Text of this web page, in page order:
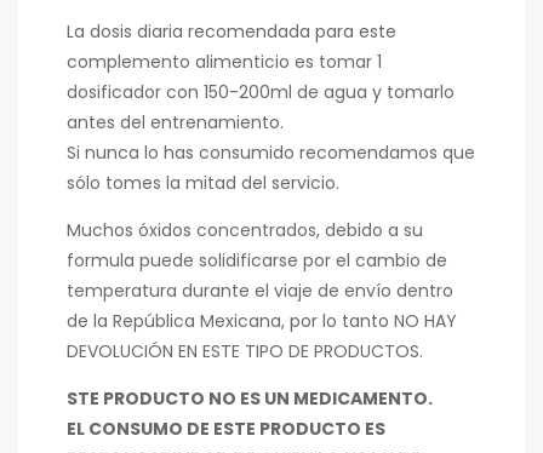
La dosis diaria recomendada para este
complemento alimenticio es tomar 1
dosificador con 150-200ml de agua y tomarlo
antes del entrenamiento.
Si nunca lo has consumido recomendamos que
sólo tomes la mitad del servicio.
Muchos óxidos concentrados, debido a su
formula puede solidificarse por el cambio de
temperatura durante el viaje de envío dentro
de la República Mexicana, por lo tanto NO HAY
DEVOLUCIÓN EN ESTE TIPO DE PRODUCTOS.
STE PRODUCTO NO ES UN MEDICAMENTO.
EL CONSUMO DE ESTE PRODUCTO ES